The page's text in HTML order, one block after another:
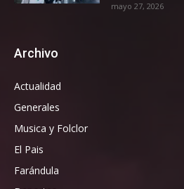
mayo 27, 2026
Archivo
Actualidad
Generales
Musica y Folclor
El Pais
Farándula